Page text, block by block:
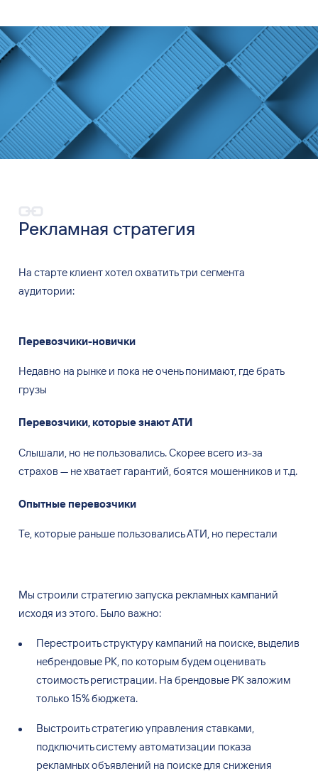
Рекламная стратегия
На старте клиент хотел охватить три сегмента
аудитории:
Перевозчики-новички
Недавно на рынке и пока не очень понимают, где брать
грузы
Перевозчики, которые знают АТИ
Слышали, но не пользовались. Скорее всего из-за
страхов — не хватает гарантий, боятся мошенников и т.д.
Опытные перевозчики
Те, которые раньше пользовались АТИ, но перестали
Мы строили стратегию запуска рекламных кампаний
исходя изэтого. Было важно:
Перестроить структуру кампаний на поиске, выделив
небрендовые РК, по которым будем оценивать
стоимость регистрации. На брендовые РК заложим
только 15% бюджета.
Выстроить стратегию управления ставками,
подключить систему автоматизации показа
рекламных объявлений на поиске для снижения